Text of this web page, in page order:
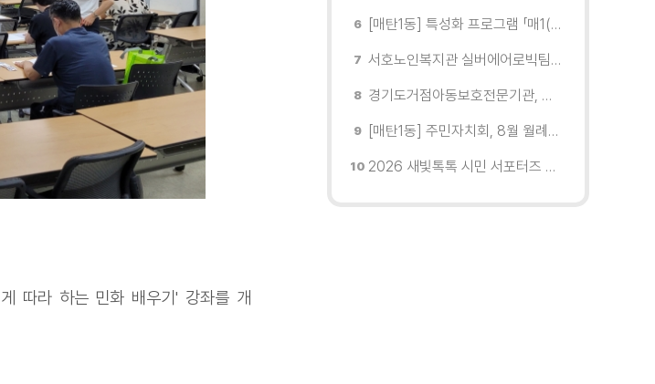
따라 하는 민화 배우기' 강좌를 개
[매탄1동] 특성화 프로그램 「매1(일) 친환경 문화학교」 개강
서호노인복지관 실버에어로빅팀, 제2회 협회장배 수원시에어로빅힙합대회 시니어부 단체전'1위'쾌거
경기도거점아동보호전문기관, 학대피해아동가정 회복 및 재학대 예방 나선다
[매탄1동] 주민자치회, 8월 월례회의 개최
2026 새빛톡톡 시민 서포터즈 발대식 현장